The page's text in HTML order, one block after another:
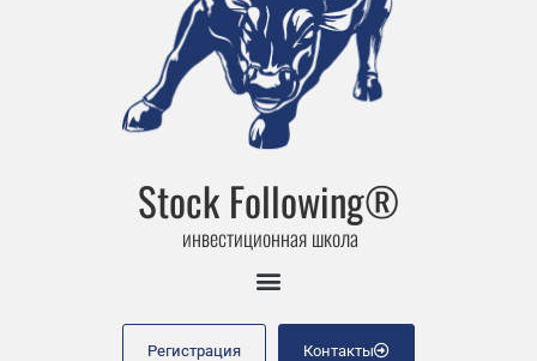
Stock Following®
инвестиционная школа
Регистрация Контакты